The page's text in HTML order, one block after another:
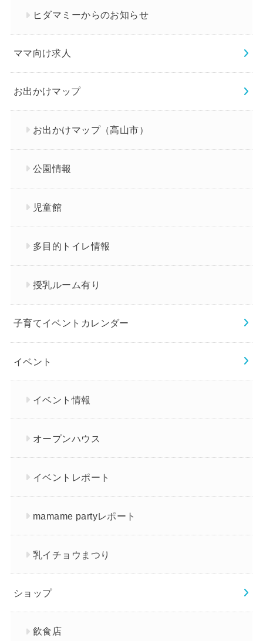
ヒダマミーからのお知らせ
ママ向け求人
お出かけマップ
お出かけマップ（高山市）
公園情報
児童館
多目的トイレ情報
授乳ルーム有り
子育てイベントカレンダー
イベント
イベント情報
オープンハウス
イベントレポート
mamame partyレポート
乳イチョウまつり
ショップ
飲食店